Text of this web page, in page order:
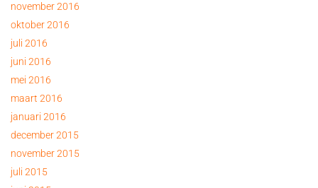
november 2016
oktober 2016
juli 2016
juni 2016
mei 2016
maart 2016
januari 2016
december 2015
november 2015
juli 2015